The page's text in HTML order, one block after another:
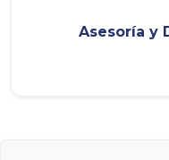
Asesoría y